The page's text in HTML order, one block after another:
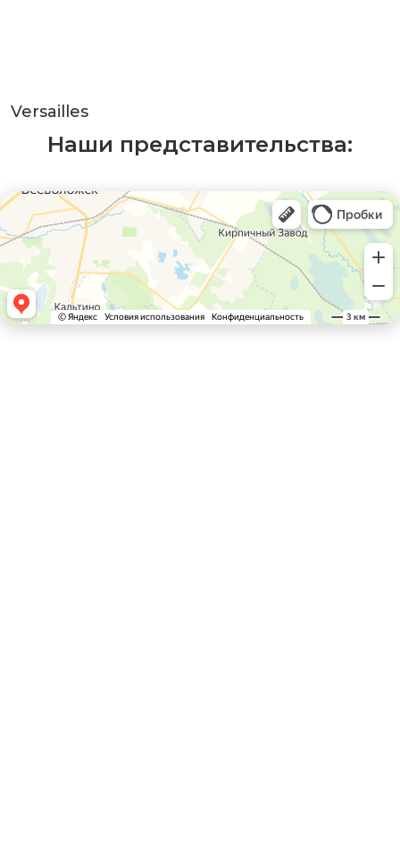
Versailles
Наши представительства: